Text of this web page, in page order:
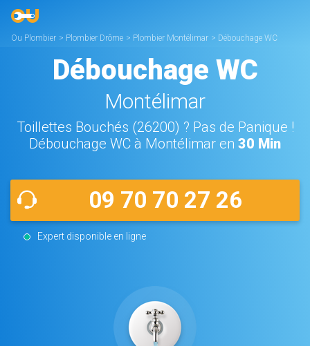
Ou Plombier > Plombier Drôme > Plombier Montélimar > Débouchage WC
Débouchage WC
Montélimar
Toillettes Bouchés (26200) ? Pas de Panique !
Débouchage WC à Montélimar en 30 Min
09 70 70 27 26
Expert disponible en ligne